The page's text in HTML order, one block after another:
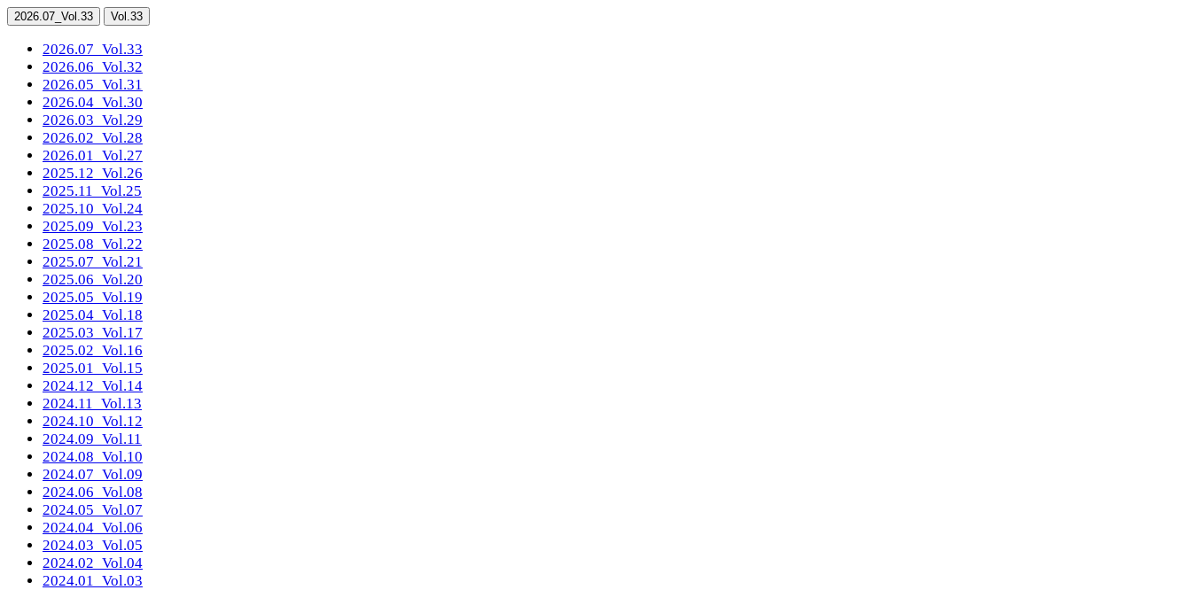
2026.07 _Vol.33 Vol.33
2026.07 _Vol.33
2026.06 _Vol.32
2026.05 _Vol.31
2026.04 _Vol.30
2026.03 _Vol.29
2026.02 _Vol.28
2026.01 _Vol.27
2025.12 _Vol.26
2025.11 _Vol.25
2025.10 _Vol.24
2025.09 _Vol.23
2025.08 _Vol.22
2025.07 _Vol.21
2025.06 _Vol.20
2025.05 _Vol.19
2025.04 _Vol.18
2025.03 _Vol.17
2025.02 _Vol.16
2025.01 _Vol.15
2024.12 _Vol.14
2024.11 _Vol.13
2024.10 _Vol.12
2024.09 _Vol.11
2024.08 _Vol.10
2024.07 _Vol.09
2024.06 _Vol.08
2024.05 _Vol.07
2024.04 _Vol.06
2024.03 _Vol.05
2024.02 _Vol.04
2024.01 _Vol.03